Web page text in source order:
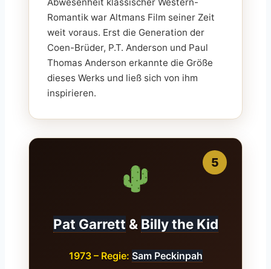
Romantik war Altmans Film seiner Zeit
weit voraus. Erst die Generation der
Coen-Brüder, P.T. Anderson und Paul
Thomas Anderson erkannte die Größe
dieses Werks und ließ sich von ihm
inspirieren.
5
Pat Garrett & Billy the Kid
1973 – Regie: Sam Peckinpah